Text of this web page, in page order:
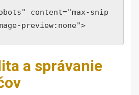
content="max-snip
preview:none">
a správanie